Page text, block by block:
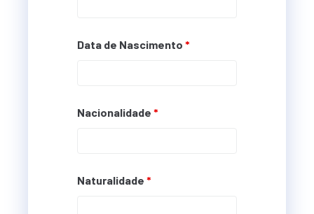
Data de Nascimento *
Nacionalidade *
Naturalidade *